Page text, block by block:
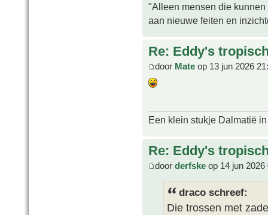
"Alleen mensen die
aan nieuwe feiten en
Re: Eddy's
door Mate op 13 jun 2026
Een klein stukje Dalmatië
Re: Eddy's
door derfske op 14 jun 2026
draco schreef:
Die trossen met